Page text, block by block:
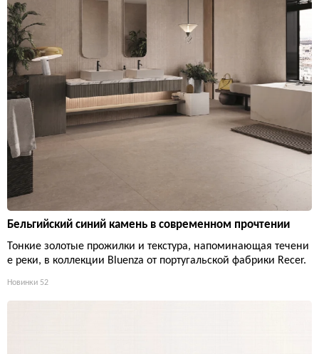
Бельгийский синий камень в современном прочтении
Тонкие золотые прожилки и текстура, напоминающая течени
е реки, в коллекции Bluenza от португальской фабрики Recer.
Новинки 52